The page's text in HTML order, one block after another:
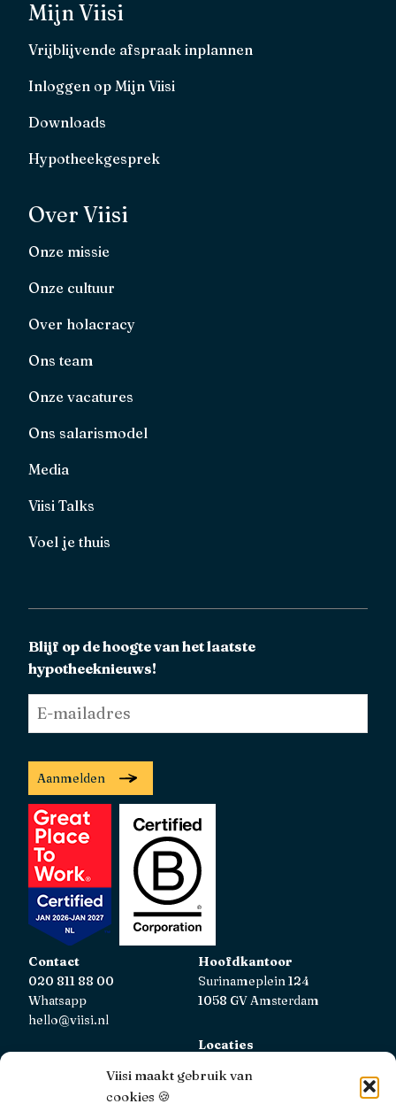
Viisi maakt gebruik van
cookies 🍪
Mijn Viisi
Vrijblijvende afspraak inplannen
Inloggen op Mijn Viisi
Downloads
Hypotheekgesprek
Over Viisi
Onze missie
Onze cultuur
Over holacracy
Ons team
Onze vacatures
Ons salarismodel
Media
Viisi Talks
Voel je thuis
Blijf op de hoogte van het laatste
hypotheeknieuws!
E-
mailadres *
Aanmelden
Contact
020 811 88 00
Whatsapp
hello@viisi.nl
Hoofdkantoor
Surinameplein 124
1058 GV Amsterdam
Locaties